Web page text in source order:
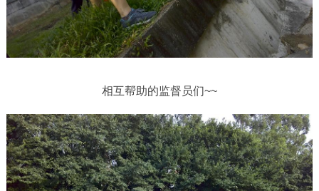
相互帮助的监督员们~~